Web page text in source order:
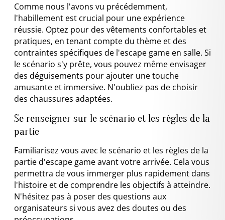
Comme nous l'avons vu précédemment,
l'habillement est crucial pour une expérience
réussie. Optez pour des vêtements confortables et
pratiques, en tenant compte du thème et des
contraintes spécifiques de l'escape game en salle. Si
le scénario s'y prête, vous pouvez même envisager
des déguisements pour ajouter une touche
amusante et immersive. N'oubliez pas de choisir
des chaussures adaptées.
Se renseigner sur le scénario et les règles de la
partie
Familiarisez vous avec le scénario et les règles de la
partie d'escape game avant votre arrivée. Cela vous
permettra de vous immerger plus rapidement dans
l'histoire et de comprendre les objectifs à atteindre.
N'hésitez pas à poser des questions aux
organisateurs si vous avez des doutes ou des